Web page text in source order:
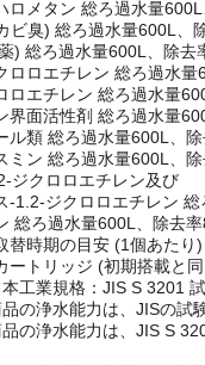
過水量600L、ろ過流量
ロメタン 総ろ過水量600L
ビ臭) 総ろ過水量600L、
) 総ろ過水量600L、除去
ロロエチレン 総ろ過水量
ロエチレン 総ろ過水量
界面活性剤 総ろ過水量
ル類 総ろ過水量600L、
ミン 総ろ過水量600L、除
ジクロロエチレン及び
-1.2-ジクロロエチレン 総
総ろ過水量600L、除去率
替時期の目安 (1個あた
ートリッジ (初期搭載と
工業規格：JIS S 3201
の浄水能力は、JISの試
の浄水能力は、JIS S